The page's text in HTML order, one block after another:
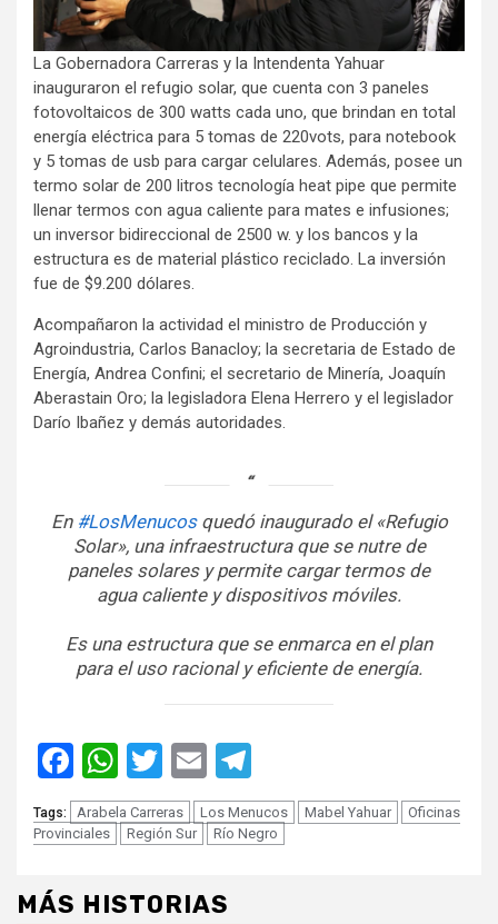
La Gobernadora Carreras y la Intendenta Yahuar
inauguraron el refugio solar, que cuenta con 3 paneles
fotovoltaicos de 300 watts cada uno, que brindan en total
energía eléctrica para 5 tomas de 220vots, para notebook
y 5 tomas de usb para cargar celulares. Además, posee un
termo solar de 200 litros tecnología heat pipe que permite
llenar termos con agua caliente para mates e infusiones;
un inversor bidireccional de 2500 w. y los bancos y la
estructura es de material plástico reciclado. La inversión
fue de $9.200 dólares.
Acompañaron la actividad el ministro de Producción y
Agroindustria, Carlos Banacloy; la secretaria de Estado de
Energía, Andrea Confini; el secretario de Minería, Joaquín
Aberastain Oro; la legisladora Elena Herrero y el legislador
Darío Ibañez y demás autoridades.
En #LosMenucosquedó inaugurado el «Refugio
Solar», una infraestructura que se nutre de
paneles solares y permite cargar termos de
agua caliente y dispositivos móviles.
Es una estructura que se enmarca en el plan
para el uso racional y eficiente de energía.
Facebook
WhatsApp
Twitter
Email
Tags: Arabela Carreras Los Menucos Mabel Yahuar
Oficinas
Provinciales
Región Sur Río Negro
MÁS HISTORIAS